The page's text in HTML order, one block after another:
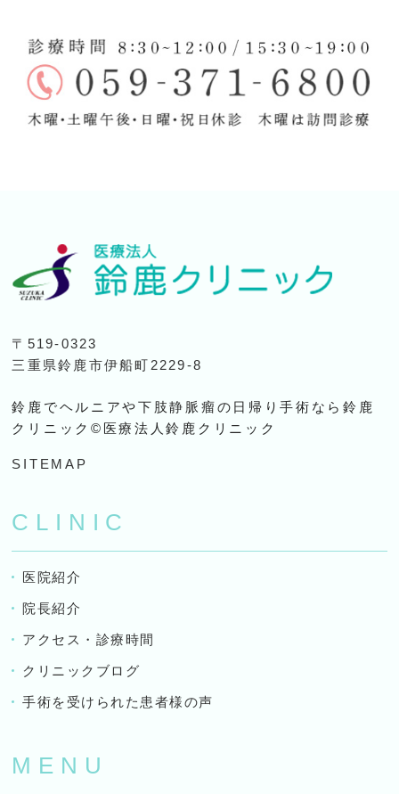
〒519-0323
三重県鈴鹿市伊船町2229-8
鈴鹿でヘルニアや下肢静脈瘤の日帰り手術なら鈴鹿
クリニック©医療法人鈴鹿クリニック
SITEMAP
CLINIC
医院紹介
院長紹介
アクセス・診療時間
クリニックブログ
手術を受けられた患者様の声
MENU